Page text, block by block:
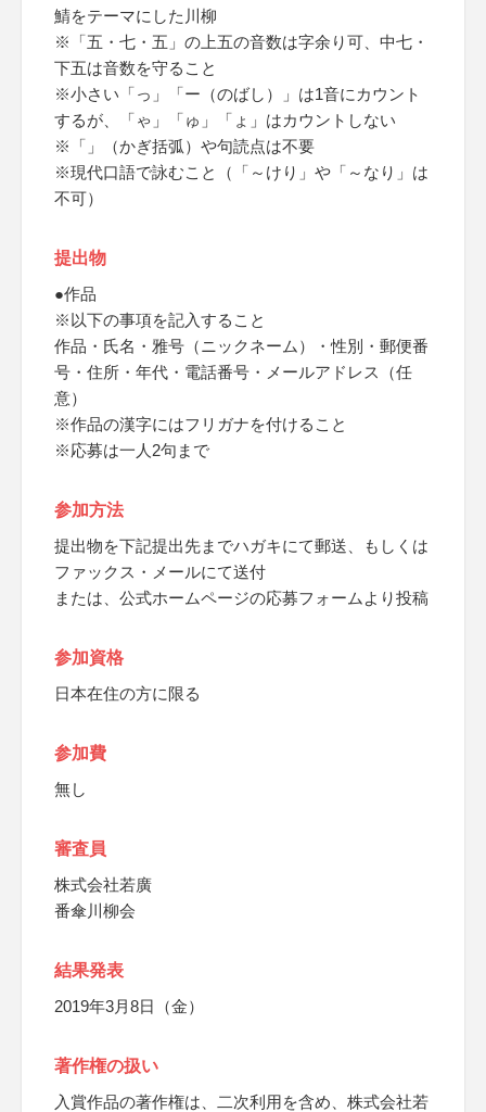
鯖をテーマにした川柳
※「五・七・五」の上五の音数は字余り可、中七・
下五は音数を守ること
※小さい「っ」「ー（のばし）」は1音にカウント
するが、「ゃ」「ゅ」「ょ」はカウントしない
※「」（かぎ括弧）や句読点は不要
※現代口語で詠むこと（「～けり」や「～なり」は
不可）
提出物
●作品
※以下の事項を記入すること
作品・氏名・雅号（ニックネーム）・性別・郵便番
号・住所・年代・電話番号・メールアドレス（任
意）
※作品の漢字にはフリガナを付けること
※応募は一人2句まで
参加方法
提出物を下記提出先までハガキにて郵送、もしくは
ファックス・メールにて送付
または、公式ホームページの応募フォームより投稿
参加資格
日本在住の方に限る
参加費
無し
審査員
株式会社若廣
番傘川柳会
結果発表
2019年3月8日（金）
著作権の扱い
入賞作品の著作権は、二次利用を含め、株式会社若